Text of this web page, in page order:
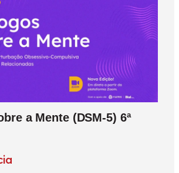
a Mente (DSM-5) 6ª